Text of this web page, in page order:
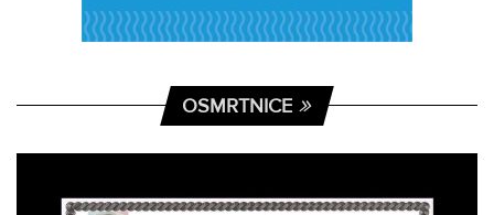
OSMRTNICE